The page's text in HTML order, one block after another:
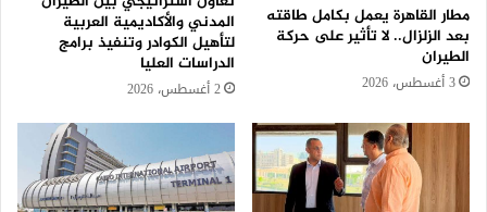
مطار القاهرة يعمل بكامل طاقته
بعد الزلزال.. لا تأثير على حركة
الطيران
3 أغسطس، 2026
المدني والأكاديمية العربية
لتأهيل الكوادر وتنفيذ برامج
الدراسات العليا
2 أغسطس، 2026